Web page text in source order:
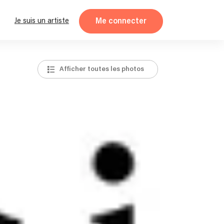
Je suis un artiste Me connecter
Afficher toutes les photos